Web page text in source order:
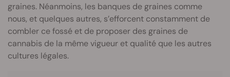
graines. Néanmoins, les banques de graines comme
nous, et quelques autres, s’efforcent constamment de
combler ce fossé et de proposer des graines de
cannabis de la même vigueur et qualité que les autres
cultures légales.